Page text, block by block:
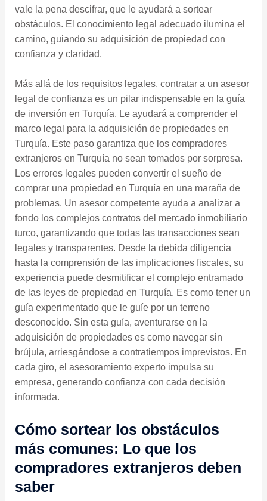
vale la pena descifrar, que le ayudará a sortear
obstáculos. El conocimiento legal adecuado ilumina el
camino, guiando su adquisición de propiedad con
confianza y claridad.
Más allá de los requisitos legales, contratar a un asesor
legal de confianza es un pilar indispensable en la guía
de inversión en Turquía. Le ayudará a comprender el
marco legal para la adquisición de propiedades en
Turquía. Este paso garantiza que los compradores
extranjeros en Turquía no sean tomados por sorpresa.
Los errores legales pueden convertir el sueño de
comprar una propiedad en Turquía en una maraña de
problemas. Un asesor competente ayuda a analizar a
fondo los complejos contratos del mercado inmobiliario
turco, garantizando que todas las transacciones sean
legales y transparentes. Desde la debida diligencia
hasta la comprensión de las implicaciones fiscales, su
experiencia puede desmitificar el complejo entramado
de las leyes de propiedad en Turquía. Es como tener un
guía experimentado que le guíe por un terreno
desconocido. Sin esta guía, aventurarse en la
adquisición de propiedades es como navegar sin
brújula, arriesgándose a contratiempos imprevistos. En
cada giro, el asesoramiento experto impulsa su
empresa, generando confianza con cada decisión
informada.
Cómo sortear los obstáculos
más comunes: Lo que los
compradores extranjeros deben
saber